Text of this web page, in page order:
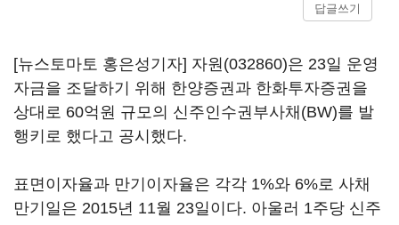
답글쓰기
[뉴스토마토 홍은성기자] 자원(032860)은 23일 운영
자금을 조달하기 위해 한양증권과 한화투자증권을
상대로 60억원 규모의 신주인수권부사채(BW)를 발
행키로 했다고 공시했다.
표면이자율과 만기이자율은 각각 1%와 6%로 사채
만기일은 2015년 11월 23일이다. 아울러 1주당 신주